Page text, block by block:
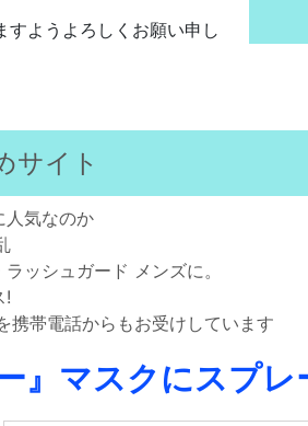
ようよろしくお願い申し
サイト
人気なのか
ッシュガード メンズに。
!
携帯電話からもお受けしています
』マスクにスプ